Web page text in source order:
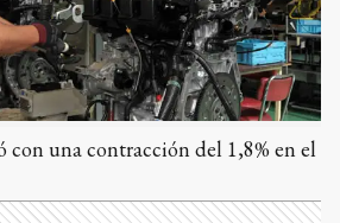
con una contracción del 1,8% en el